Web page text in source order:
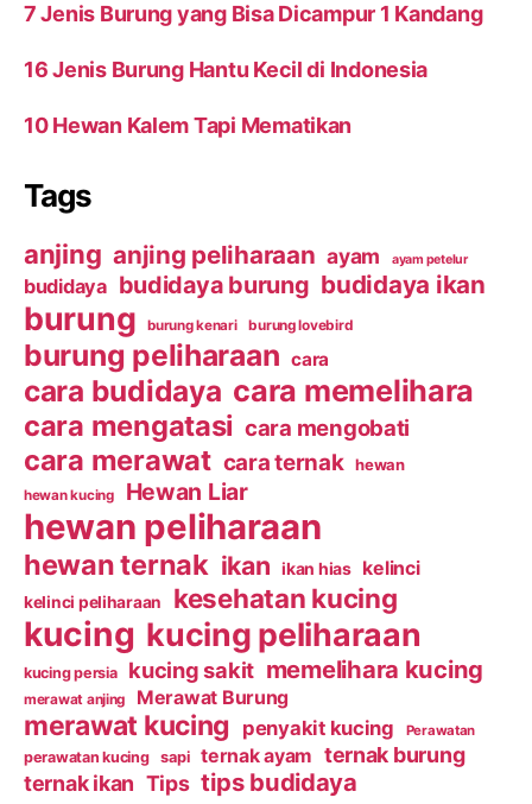
7 Jenis Burung yang Bisa Dicampur 1 Kandang
16 Jenis Burung Hantu Kecil di Indonesia
10 Hewan Kalem Tapi Mematikan
Tags
anjing anjing peliharaan ayam ayam petelur
budidaya budidaya burung budidaya ikan
burung burung kenari burung lovebird
burung peliharaan cara
cara budidaya cara memelihara
cara mengatasi cara mengobati
cara merawat cara ternak hewan
hewan kucing Hewan Liar
hewan peliharaan
hewan ternak ikan ikan hias kelinci
kelinci peliharaan kesehatan kucing
kucing kucing peliharaan
kucing persia kucing sakit memelihara kucing
merawat anjing Merawat Burung
merawat kucing penyakit kucing Perawatan
perawatan kucing sapi ternak ayam ternak burung
ternak ikan Tips tips budidaya